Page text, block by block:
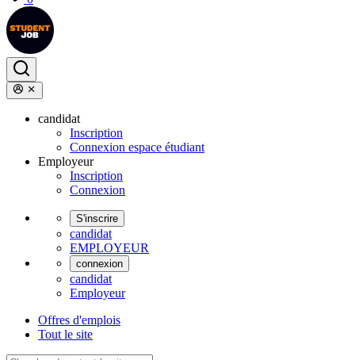
candidat
Inscription
Connexion espace étudiant
Employeur
Inscription
Connexion
S'inscrire
candidat
EMPLOYEUR
connexion
candidat
Employeur
Offres d'emplois
Tout le site